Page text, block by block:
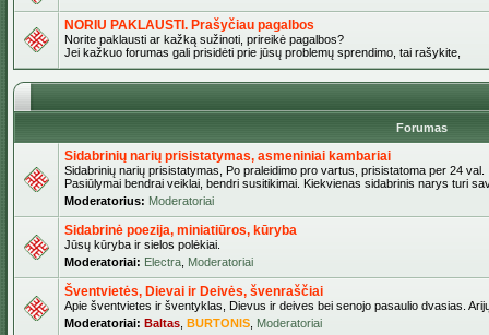
NORIU PAKLAUSTI. Prašyčiau pagalbos
Norite paklausti ar kažką sužinoti, prireikė pagalbos?
Jei kažkuo forumas gali prisidėti prie jūsų problemų sprendimo, tai rašykite,
Forumas
Sidabrinių narių prisistatymas, asmeniniai kambariai
Sidabrinių narių prisistatymas, Po praleidimo pro vartus, prisistatoma per 24 val.
Pasiūlymai bendrai veiklai, bendri susitikimai. Kiekvienas sidabrinis narys turi
Moderatorius: Moderatoriai
Sidabrinė poezija, miniatiūros, kūryba
Jūsų kūryba ir sielos polėkiai.
Moderatoriai: Electra Moderatoriai
Šventvietės, Dievai ir Deivės, švenraščiai
Apie šventvietes ir šventyklas, Dievus ir deives bei senojo pasaulio dvasias.
Moderatoriai: Baltas BURTONIS Moderatoriai